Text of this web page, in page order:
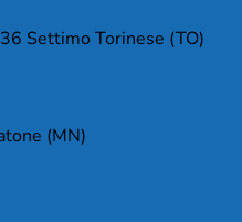
Settimo Torinese (TO)
(MN)